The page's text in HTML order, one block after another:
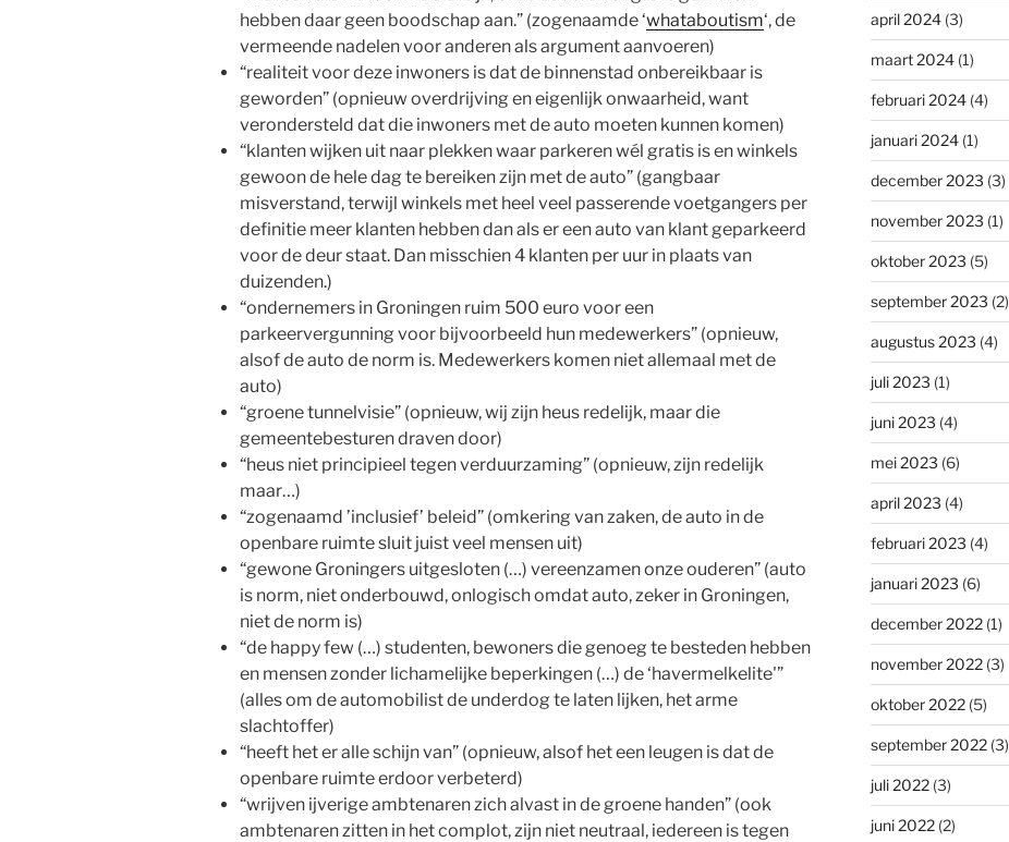
hebben daar geen boodschap aan.” (zogenaamde ‘whataboutism‘, de
vermeende nadelen voor anderen als argument aanvoeren)
“realiteit voor deze inwoners is dat de binnenstad onbereikbaar is
geworden” (opnieuw overdrijving en eigenlijk onwaarheid, want
verondersteld dat die inwoners met de auto moeten kunnen komen)
“klanten wijken uit naar plekken waar parkeren wél gratis is en winkels
gewoon de hele dag te bereiken zijn met de auto” (gangbaar
misverstand, terwijl winkels met heel veel passerende voetgangers per
definitie meer klanten hebben dan als er een auto van klant geparkeerd
voor de deur staat. Dan misschien 4 klanten per uur in plaats van
duizenden.)
“ondernemers in Groningen ruim 500 euro voor een
parkeervergunning voor bijvoorbeeld hun medewerkers” (opnieuw,
alsof de auto de norm is. Medewerkers komen niet allemaal met de
auto)
“groene tunnelvisie” (opnieuw, wij zijn heus redelijk, maar die
gemeentebesturen draven door)
“heus niet principieel tegen verduurzaming” (opnieuw, zijn redelijk
maar…)
“zogenaamd ’inclusief’ beleid” (omkering van zaken, de auto in de
openbare ruimte sluit juist veel mensen uit)
“gewone Groningers uitgesloten (…) vereenzamen onze ouderen” (auto
is norm, niet onderbouwd, onlogisch omdat auto, zeker in Groningen,
niet de norm is)
“de happy few (…) studenten, bewoners die genoeg te besteden hebben
en mensen zonder lichamelijke beperkingen (…) de ‘havermelkelite'”
(alles om de automobilist de underdog te laten lijken, het arme
slachtoffer)
“heeft het er alle schijn van” (opnieuw, alsof het een leugen is dat de
openbare ruimte erdoor verbeterd)
“wrijven ijverige ambtenaren zich alvast in de groene handen” (ook
ambtenaren zitten in het complot, zijn niet neutraal, iedereen is tegen
april 2024(3)
maart 2024(1)
februari 2024(4)
januari 2024(1)
december 2023 (3)
november 2023 (1)
oktober 2023 (5)
september 2023 (2)
augustus 2023 (4)
juli 2023 (1)
juni 2023 (4)
mei 2023 (6)
april 2023 (4)
februari 2023 (4)
januari 2023 (6)
december 2022(1)
november 2022(3)
oktober 2022(5)
september 2022(3)
juli 2022(3)
juni 2022(2)